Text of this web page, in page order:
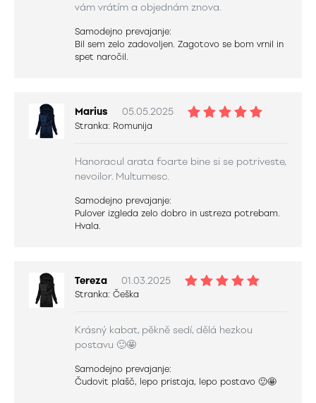
vám vrátím a objednám znova.
Samodejno prevajanje:
Bil sem zelo zadovoljen. Zagotovo se bom vrnil in
spet naročil.
Marius 05.05.2025
Stranka: Romunija
Hanoracul arata foarte bine si se potriveste,
nevoilor. Multumesc.
Samodejno prevajanje:
Pulover izgleda zelo dobro in ustreza potrebam.
Hvala.
Tereza 01.03.2025
Stranka: Češka
Krásný kabat, pěkně sedí, dělá hezkou
postavu 🙂🤩
Samodejno prevajanje:
Čudovit plašč, lepo pristaja, lepo postavo 🙂🤩